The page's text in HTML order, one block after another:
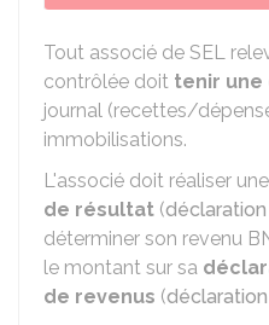
Tout associé de SEL
contrôlée doit tenir
journal (recettes/
immobilisations.
L'associé doit réaliser une
de résultat (déclaration
déterminer son revenu
le montant sur sa
de revenus (déclaration